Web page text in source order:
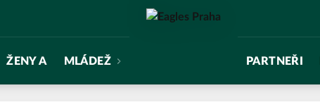
ŽENY A MLÁDEŽ PARTNEŘI